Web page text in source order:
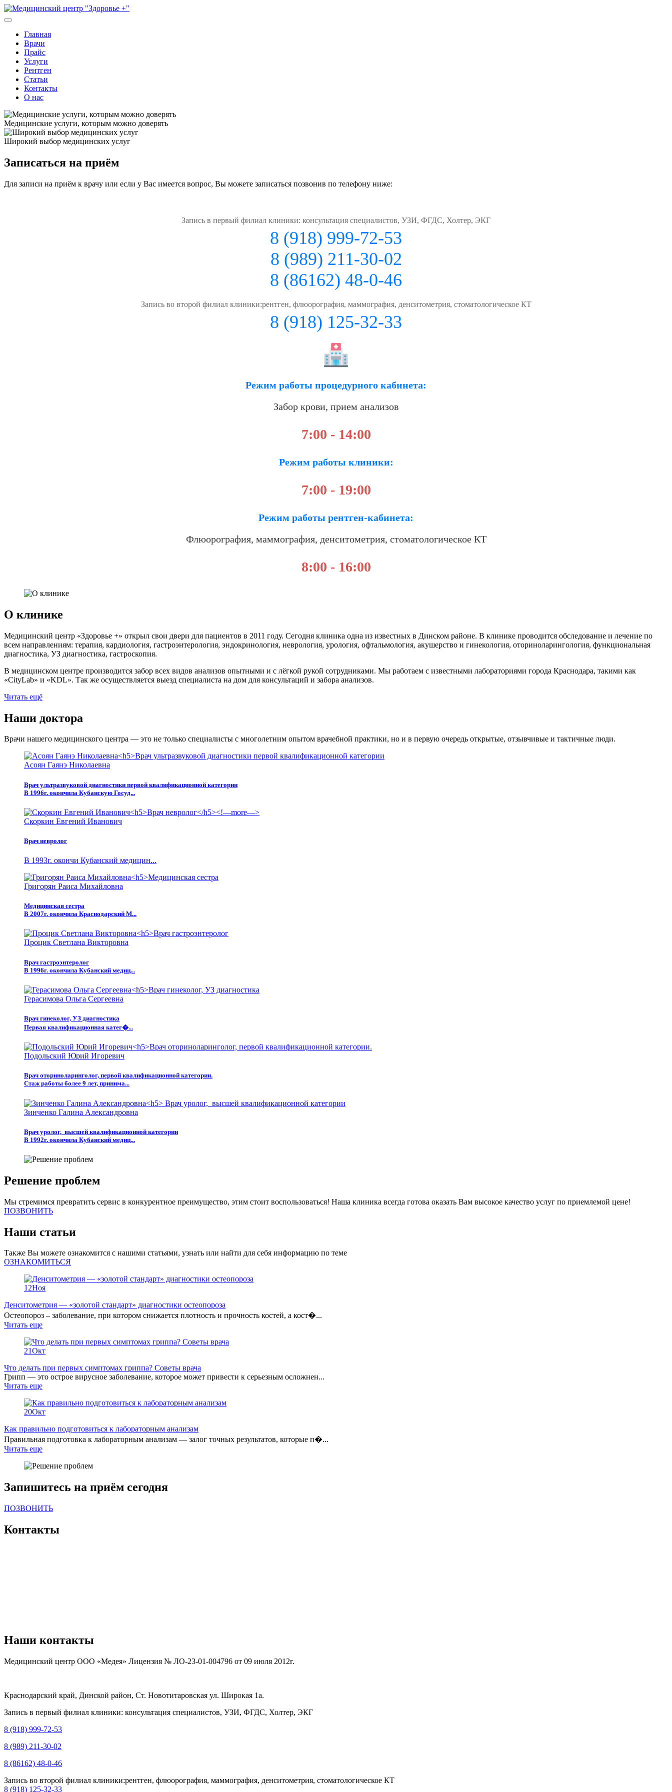
Skip
to
Медицинский центр "Здоровье +"
Главная
Врачи
Прайс
Услуги
Рентген
Статьи
Контакты
О нас
Медицинские услуги, которым можно доверять
Широкий выбор медицинских услуг
Записаться на приём
Для записи на приём к врачу или если у Вас имеется вопрос, Вы можете записаться позвонив по телефону ниже:
Запись в первый филиал клиники: консультация специалистов, УЗИ, ФГДС, Холтер, ЭКГ
8 (918) 999-72-53
8 (989) 211-30-02
8 (86162) 48-0-46
Запись во второй филиал клиники:рентген, флюорография, маммография, денситометрия, стоматологическое КТ
8 (918) 125-32-33
Режим работы процедурного кабинета:
Забор крови, прием анализов
7:00 - 14:00
Режим работы клиники:
7:00 - 19:00
Режим работы рентген-кабинета:
Флюорография, маммография, денситометрия, стоматологическое КТ
8:00 - 16:00
О клинике
Медицинский центр «Здоровье +» открыл свои двери для пациентов в 2011 году. Сегодня клиника одна из известных в Динском районе. В клинике проводится обследование и лечение по
всем направлениям: терапия, кардиология, гастроэнтерология, эндокринология, неврология, урология, офтальмология, акушерство и гинекология, оториноларингология, функциональная
диагностика, УЗ диагностика, гастроскопия.
В медицинском центре производится забор всех видов анализов опытными и с лёгкой рукой сотрудниками. Мы работаем с известными лабораториями города Краснодара, такими как
«CityLab» и «KDL». Так же осуществляется выезд специалиста на дом для консультаций и забора анализов.
Читать ещё
Наши доктора
Врачи нашего медицинского центра — это не только специалисты с многолетним опытом врачебной практики, но и в первую очередь открытые, отзывчивые и тактичные люди.
Асоян Гаянэ Николаевна
Врач ультразвуковой диагностики первой квалификационной категории
В 1996г. окончила Кубанскую Госуд...
Скоркин Евгений Иванович
Врач невролог
В 1993г. окончи Кубанский медицин...
Григорян Раиса Михайловна
Медицинская сестра
В 2007г. окончила Краснодарский М...
Процик Светлана Викторовна
Врач гастроэнтеролог
В 1996г. окончила Кубанский медиц...
Герасимова Ольга Сергеевна
Врач гинеколог, УЗ диагностика
Первая квалификационная катег�...
Подольский Юрий Игоревич
Врач оториноларинголог, первой квалификационной категории.
Стаж работы более 9 лет, принима...
Зинченко Галина Александровна
Врач уролог, высшей квалификационной категории
В 1992г. окончила Кубанский медиц...
Решение проблем
Мы стремимся превратить сервис в конкурентное преимущество, этим стоит воспользоваться! Наша клиника всегда готова оказать Вам высокое качество услуг по приемлемой цене!
ПОЗВОНИТЬ
Наши статьи
Также Вы можете ознакомится с нашими статьями, узнать или найти для себя информацию по теме
ОЗНАКОМИТЬСЯ
12Ноя
Денситометрия — «золотой стандарт» диагностики остеопороза
Остеопороз – заболевание, при котором снижается плотность и прочность костей, а кост�...
Читать еще
21Окт
Что делать при первых симптомах гриппа? Советы врача
Грипп — это острое вирусное заболевание, которое может привести к серьезным осложнен...
Читать еще
20Окт
Как правильно подготовиться к лабораторным анализам
Правильная подготовка к лабораторным анализам — залог точных результатов, которые п�...
Читать еще
Запишитесь на приём сегодня
ПОЗВОНИТЬ
Контакты
Наши контакты
Медицинский центр ООО «Медея» Лицензия № ЛО-23-01-004796 от 09 июля 2012г.
Краснодарский край, Динской район, Ст. Новотитаровская ул. Широкая 1а.
Запись в первый филиал клиники: консультация специалистов, УЗИ, ФГДС, Холтер, ЭКГ
8 (918) 999-72-53
8 (989) 211-30-02
8 (86162) 48-0-46
Запись во второй филиал клиники:рентген, флюорография, маммография, денситометрия, стоматологическое КТ
8 (918) 125-32-33